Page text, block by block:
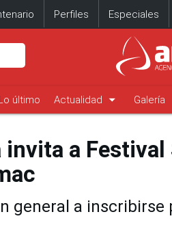
Perfiles Especiales
último Actualidad arrow_drop_down Galería
a
general a